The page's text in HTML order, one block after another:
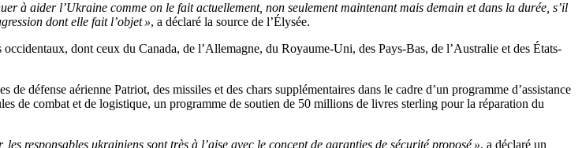
à aider l’Ukraine comme on le fait actuellement, non seulement maintenant mais demain et dans la durée, s’il
dont elle fait l’objet », a déclaré la source de l’Élysée.
dont ceux du Canada, de l’Allemagne, du Royaume-Uni, des Pays-Bas, de l’Australie et des États-
défense aérienne Patriot, des missiles et des chars supplémentaires dans le cadre d’un programme d’assistance
de combat et de logistique, un programme de soutien de 50 millions de livres sterling pour la réparation du
responsables ukrainiens sont très à l’aise avec le concept de garanties de sécurité proposé », a déclaré un